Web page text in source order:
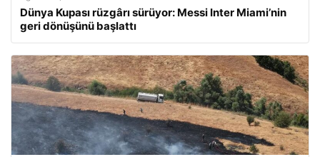
Dünya Kupası rüzgârı sürüyor: Messi Inter Miami’nin
geri dönüşünü başlattı